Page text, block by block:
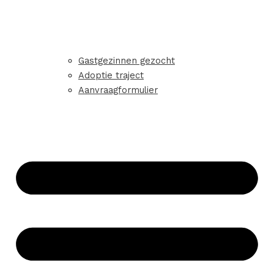
Gastgezinnen gezocht
Adoptie traject
Aanvraagformulier